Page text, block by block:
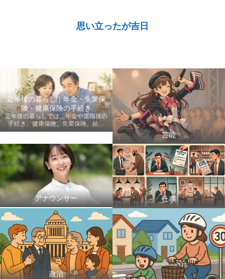
思い立ったが吉日
定年後の暮らし｜年金・失業保
険・健康保険の手続き
定年後の暮らしでは、年金や退職後の
手続き、健康保険、失業保険、給付
金、医療費など、老後に知っておきた
します。
芸能
アナウンサー 仕事
政治